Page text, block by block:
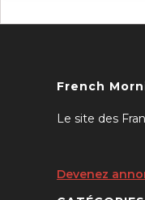
French
Le site des
Devenez